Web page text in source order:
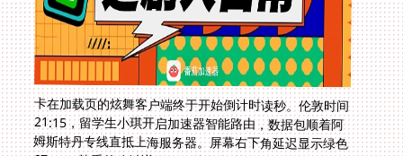
卡在加载页的炫舞客户端终于开始倒计时读秒。伦敦时间
21:15，留学生小琪开启加速器智能路由，数据包顺着阿
姆斯特丹专线直抵上海服务器。屏幕右下角延迟显示绿色
67ms。熟悉的八键谱面随《特务J》前奏倾泻而下，她指
尖划过空格键的瞬间，屏幕炸开全屏perfect金芒。此刻
任何语言都不及公会频道跳出的那句："卧槽你这延迟开